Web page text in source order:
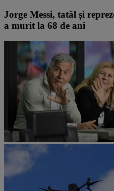
Jorge Messi, tatăl și
a murit la 68 de ani